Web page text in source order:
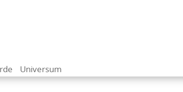
Universum